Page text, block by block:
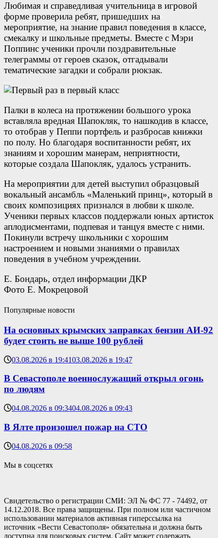
Любимая и справедливая учительница в игровой
форме проверила ребят, пришедших на
мероприятие, на знание правил поведения в классе,
смекалку и школьные предметы. Вместе с Мэри
Поппинс ученики прочли поздравительные
телеграммы от героев сказок, отгадывали
тематические загадки и собрали рюкзак.
Палки в колеса на протяжении большого урока
вставляла вредная Шапокляк, то нашкодив в классе,
то отобрав у Пеппи портфель и разбросав книжки
по полу. Но благодаря воспитанности ребят, их
знаниям и хорошим манерам, неприятности,
которые создала Шапокляк, удалось устранить.
На мероприятии для детей выступил образцовый
вокальный ансамбль «Маленький принц», который в
своих композициях признался в любви к школе.
Ученики первых классов поддержали юных артисток
аплодисментами, подпевая и танцуя вместе с ними.
Покинули встречу школьники с хорошим
настроением и новыми знаниями о правилах
поведения в учебном учреждении.
Е. Бондарь, отдел информации ДКР
Фото Е. Мокрецовой
Популярные новости
На основных крымских заправках бензин АИ-92
будет стоить не выше 100 рублей
03.08.2026 в 19:4103.08.2026 в 19:47
В Севастополе военнослужащий открыл огонь
по людям
04.08.2026 в 09:3404.08.2026 в 09:43
В Ялте произошел пожар на СТО
04.08.2026 в 09:58
Мы в соцсетях
Свидетельство о регистрации СМИ: ЭЛ № ФС 77 - 74492, от
14.12.2018. Все права защищены. При полном или частичном
использовании материалов активная гиперссылка на
источник «Вести Севастополя» обязательна и должна быть
доступна для поисковых систем. Сайт может содержать